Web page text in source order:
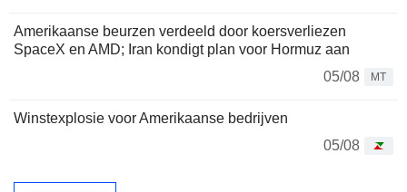
Amerikaanse beurzen verdeeld door koersverliezen
SpaceX en AMD; Iran kondigt plan voor Hormuz aan
05/08
MT
Winstexplosie voor Amerikaanse bedrijven
05/08